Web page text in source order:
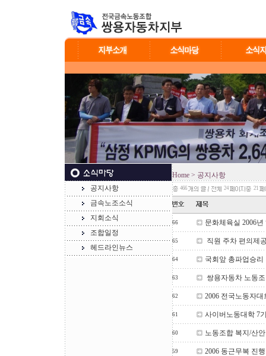
공지사항
금속노조소식
지회소식
조합일정
헤드라인뉴스
Home > 공지사항
466 24 21
66 문화체육실 2006
65 직원 주차 편의제
64 국회앞 총파업승
63 쌍용자동차 노동
62 2006 전국노동자
61 사이버노동대학 7
60 노동조합 복지/산
59 2006 동근무복 진